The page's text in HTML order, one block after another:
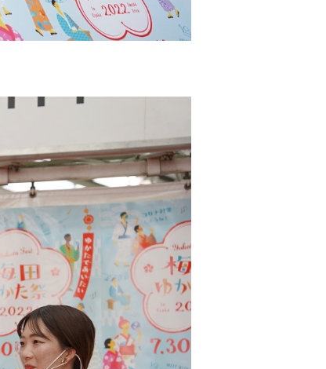
ハイパー縁側@私市
ハイパー縁側@三輪
ハイパー縁側@阿倍野
ハイパー縁側@新京極
ハイパー縁側@塩屋
ハイパー縁側@梅田ゆかた祭
ハイパー縁側@車山
Archives